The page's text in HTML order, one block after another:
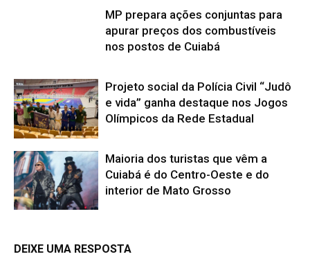
MP prepara ações conjuntas para
apurar preços dos combustíveis
nos postos de Cuiabá
Projeto social da Polícia Civil “Judô
e vida” ganha destaque nos Jogos
Olímpicos da Rede Estadual
Maioria dos turistas que vêm a
Cuiabá é do Centro-Oeste e do
interior de Mato Grosso
DEIXE UMA RESPOSTA